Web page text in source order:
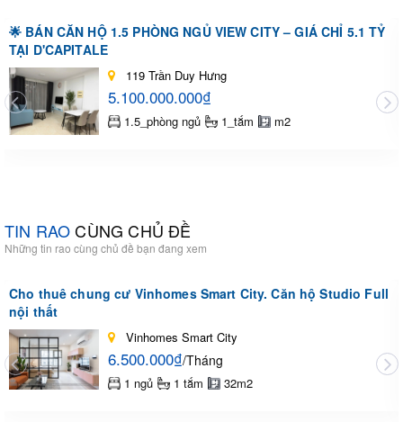
🌟 BÁN CĂN HỘ 1.5 PHÒNG NGỦ VIEW CITY – GIÁ CHỈ 5.1 TỶ
TẠI D'CAPITALE
119 Trần Duy Hưng
5.100.000.000₫
1.5_phòng ngủ 1_tắm m2
TIN RAOCÙNG CHỦ ĐỀ
Những tin rao cùng chủ đề bạn đang xem
Cho thuê chung cư Vinhomes Smart City. Căn hộ Studio Full
nội thất
Vinhomes Smart City
6.500.000₫/Tháng
1 ngủ 1 tắm 32m2